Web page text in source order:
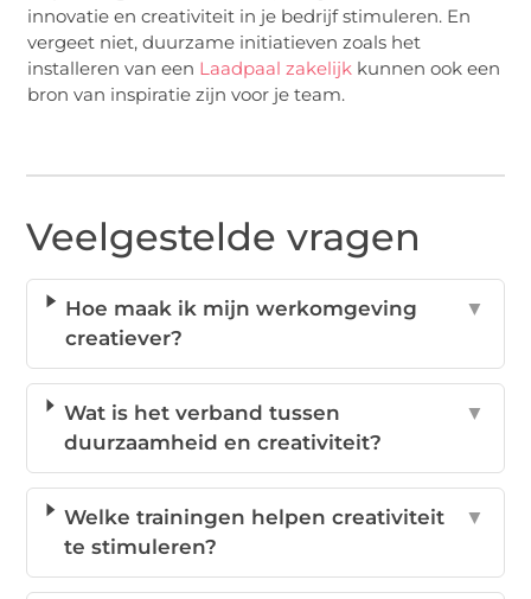
innovatie en creativiteit in je bedrijf stimuleren. En
vergeet niet, duurzame initiatieven zoals het
installeren van een Laadpaal zakelijk kunnen ook een
bron van inspiratie zijn voor je team.
Veelgestelde vragen
Hoe maak ik mijn werkomgeving
creatiever?
▼
Wat is het verband tussen
duurzaamheid en creativiteit?
▼
Welke trainingen helpen creativiteit
te stimuleren?
▼